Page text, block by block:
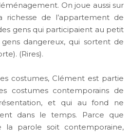
On joue aussi sur
richesse de l’appartement de
gens qui participaient au petit
dangereux, qui sortent de
(Rires).
costumes, Clément est partie
costumes contemporains de
et qui au fond ne
dans le temps. Parce que
la parole soit contemporaine,